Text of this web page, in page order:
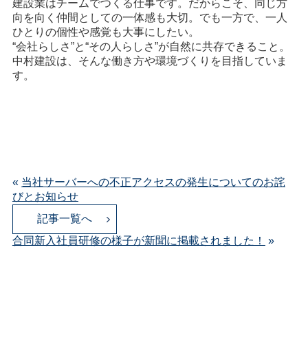
建設業はチームでつくる仕事です。だからこそ、同じ方
向を向く仲間としての一体感も大切。でも一方で、一人
ひとりの個性や感覚も大事にしたい。
“会社らしさ”と“その人らしさ”が自然に共存できること。
中村建設は、そんな働き方や環境づくりを目指していま
す。
« 当社サーバーへの不正アクセスの発生についてのお詫
びとお知らせ
記事一覧へ
合同新入社員研修の様子が新聞に掲載されました！
»